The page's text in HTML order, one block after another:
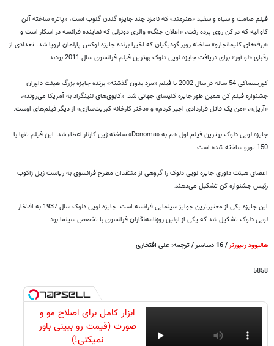
فیلم صامت و سیاه و سفید «هنرمند» که نامزد چند جایزه گلدن گلوب است، «پاتر» ساخته آلن
کاوالیه که در کن روی پرده رفت، «اعلان جنگ» والری دونزلی که نماینده فرانسه در اسکار است و
«برف‌های کلیمانجارو» ساخته روبر گودیگیان که اخیرا برنده جایزه لوکس پارلمان اروپا شد، تعدادی از
رقبای «لو آور» برای دریافت جایزه لویی دلوک بهترین فیلم فرانسوی سال 2011 بودند.
کوریسماکی 54 ساله در سال 2002 با فیلم «مرد بدون گذشته» برنده جایزه بزرگ هیئت داوران
جشنواره فیلم کن همین طور جایزه کلیسای جهانی شد. «کابوی‌های لنینگراد به آمریکا می‌روند»،
«آریل»، «من یک قاتل قراردادی اجیر کردم» و «دختر کارخانه کبریت‌سازی» از دیگر فیلم‌های اوست.
جایزه لویی دلوک بهترین فیلم اول هم به «Donoma» ساخته ژین کارنار اعطاء شد. این فیلم تنها با
150 یورو ساخته شده است.
اعضای هیئت داوری جایزه لویی دلوک را گروهی از منتقدان مطرح فرانسوی به ریاست ژیل ژاکوب
رئیس جشنواره کن تشکیل می‌دهند.
این جایزه یکی از معتبرترین جوایز سینمایی فرانسه است. جایزه لویی دلوک سال 1937 به افتخار
لویی دلوک تشکیل شد که یکی از اولین روزنامه‌نگاران فرانسوی با تخصص سینما بود.
هالیوود ریپورتر/ 16 دسامبر / ترجمه: علی افتخاری
5858
ابزار کامل برای اصلاح مو و
صورت (قیمت رو ببینی باور
نمیکنی!)